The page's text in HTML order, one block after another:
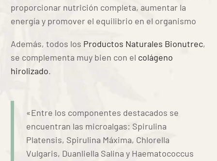
proporcionar nutrición completa, aumentar la
energía y promover el equilibrio en el organismo
Además, todos los Productos Naturales Bionutrec,
se complementa muy bien con el colágeno
hirolizado.
«Entre los componentes destacados se
encuentran las microalgas: Spirulina
Platensis, Spirulina Máxima, Chlorella
Vulgaris, Duanliella Salina y Haematococcus